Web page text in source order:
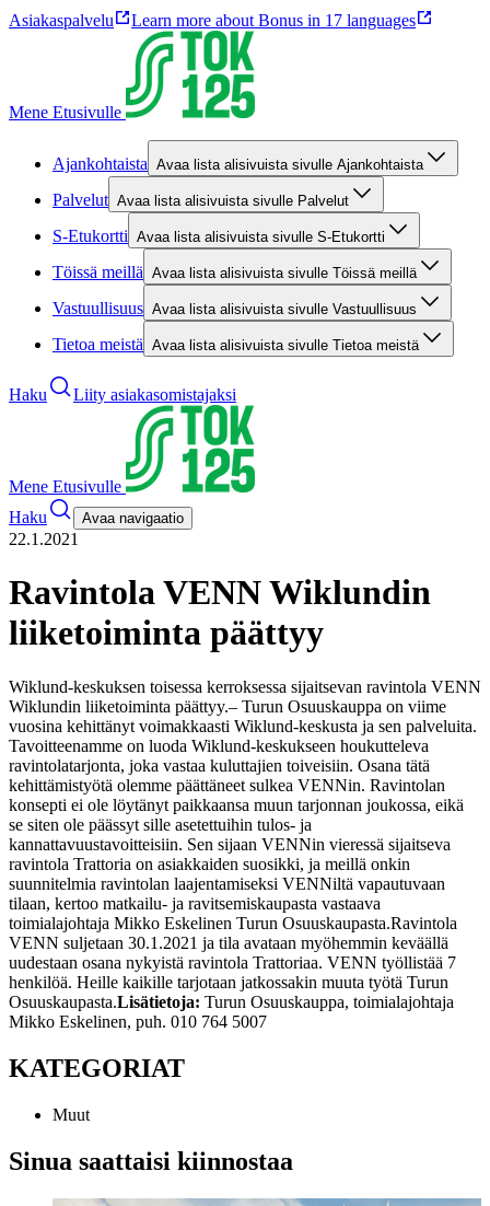
Asiakaspalvelu Learn more about Bonus in 17 languages
Mene Etusivulle
Ajankohtaista Avaa lista alisivuista sivulle Ajankohtaista
Palvelut Avaa lista alisivuista sivulle Palvelut
S-Etukortti Avaa lista alisivuista sivulle S-Etukortti
Töissä meillä Avaa lista alisivuista sivulle Töissä meillä
Vastuullisuus Avaa lista alisivuista sivulle Vastuullisuus
Tietoa meistä Avaa lista alisivuista sivulle Tietoa meistä
Haku Liity asiakasomistajaksi
Mene Etusivulle
Haku
Avaa navigaatio
22.1.2021
Ravintola VENN Wiklundin
liiketoiminta päättyy
Wiklund-keskuksen toisessa kerroksessa sijaitsevan ravintola VENN
Wiklundin liiketoiminta päättyy.– Turun Osuuskauppa on viime
vuosina kehittänyt voimakkaasti Wiklund-keskusta ja sen palveluita.
Tavoitteenamme on luoda Wiklund-keskukseen houkutteleva
ravintolatarjonta, joka vastaa kuluttajien toiveisiin. Osana tätä
kehittämistyötä olemme päättäneet sulkea VENNin. Ravintolan
konsepti ei ole löytänyt paikkaansa muun tarjonnan joukossa, eikä
se siten ole päässyt sille asetettuihin tulos- ja
kannattavuustavoitteisiin. Sen sijaan VENNin vieressä sijaitseva
ravintola Trattoria on asiakkaiden suosikki, ja meillä onkin
suunnitelmia ravintolan laajentamiseksi VENNiltä vapautuvaan
tilaan, kertoo matkailu- ja ravitsemiskaupasta vastaava
toimialajohtaja Mikko Eskelinen Turun Osuuskaupasta.Ravintola
VENN suljetaan 30.1.2021 ja tila avataan myöhemmin keväällä
uudestaan osana nykyistä ravintola Trattoriaa. VENN työllistää 7
henkilöä. Heille kaikille tarjotaan jatkossakin muuta työtä Turun
Osuuskaupasta.Lisätietoja: Turun Osuuskauppa, toimialajohtaja
Mikko Eskelinen, puh. 010 764 5007
KATEGORIAT
Muut
Sinua saattaisi kiinnostaa